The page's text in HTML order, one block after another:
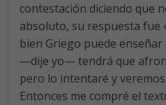
contestación diciendo que
absoluto, su respuesta fue
bien Griego puede enseñar
—dije yo— tendrá que
pero lo intentaré y
Entonces me compré el